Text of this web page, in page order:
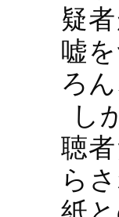
疑
嘘
ろ
し
聴
ら